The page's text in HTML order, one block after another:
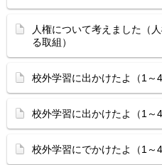
人権について考えました（
る取組）
校外学習に出かけたよ（1～
校外学習に出かけたよ（1～
校外学習にでかけたよ（1～